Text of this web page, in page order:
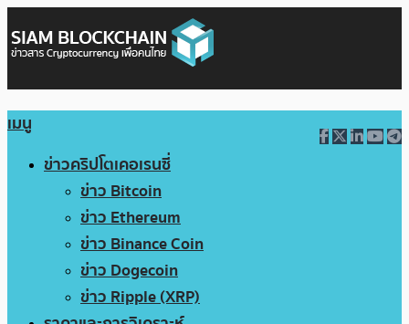
เมนู
ข่าวคริปโตเคอเรนซี่
ข่าว Bitcoin
ข่าว Ethereum
ข่าว Binance Coin
ข่าว Dogecoin
ข่าว Ripple (XRP)